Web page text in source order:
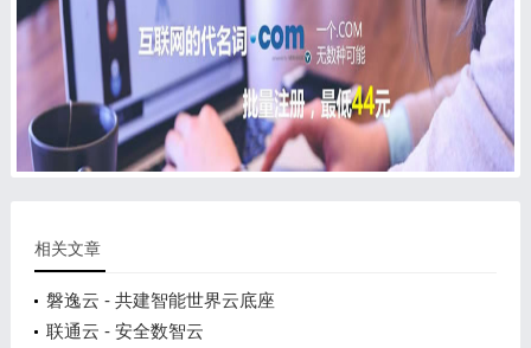
相关文章
磐逸云 - 共建智能世界云底座
联通云 - 安全数智云